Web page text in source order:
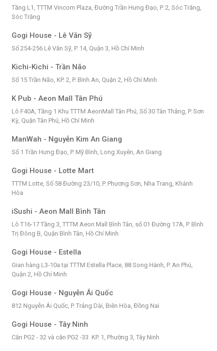
Tầng L1, TTTM Vincom Plaza, Đường Trần Hưng Đạo, P. 2, Sóc Trăng,
Sóc Trăng
Gogi House - Lê Văn Sỹ
Số 254-256 Lê Văn Sỹ, P. 14, Quận 3, Hồ Chí Minh
Kichi-Kichi - Trần Não
Số 15 Trần Não, KP. 2, P. Bình An, Quận 2, Hồ Chí Minh
K Pub - Aeon Mall Tân Phú
Lô F40A, Tầng 1 Khu TTTM AeonMall Tân Phú, Số 30 Tân Thắng, P. Sơn
Kỳ, Quận Tân Phú, Hồ Chí Minh
ManWah - Nguyễn Kim An Giang
Số 1 Trần Hưng Đạo, P. Mỹ Bình, Long Xuyên, An Giang
Gogi House - Lotte Mart
TTTM Lotte, Số 58 Đường 23/10, P. Phương Sơn, Nha Trang, Khánh
Hòa
iSushi - Aeon Mall Bình Tân
Lô T16-17 Tầng 3, TTTM Aeon Mall Bình Tân, số 01 Đường 17A, P. Bình
Trị Đông B, Quận Bình Tân, Hồ Chí Minh
Gogi House - Estella
Gian hàng L3-10a tại TTTM Estella Place, 88 Song Hành, P. An Phú,
Quận 2, Hồ Chí Minh
Gogi House - Nguyễn Ái Quốc
812 Nguyễn Ái Quốc, P. Trảng Dài, Biên Hòa, Đồng Nai
Gogi House - Tây Ninh
Căn PG2 - 32 và căn PG2 -33 KP. 1, Phường 3, Tây Ninh